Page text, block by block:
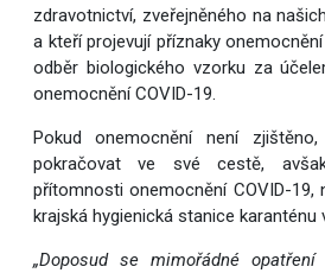
zdravotnictví, zveřejněného na
a kteří projevují příznaky
odběr biologického vzorku za
onemocnění COVID-19.
Pokud onemocnění není
pokračovat ve své cestě,
přítomnosti onemocnění COVID-19,
krajská hygienická stanice karanténu
„Doposud se mimořádné